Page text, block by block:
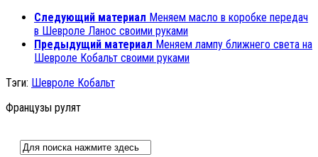
Следующий материал Меняем масло в коробке передач
в Шевроле Ланос своими руками
Предыдущий материал Меняем лампу ближнего света на
Шевроле Кобальт своими руками
Тэги: Шевроле Кобальт
Французы рулят